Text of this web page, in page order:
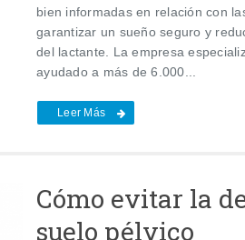
bien informadas en relación con
garantizar un sueño seguro y
del lactante. La empresa
ayudado a más de 6.000...
Leer Más
Cómo evitar la
suelo pélvico